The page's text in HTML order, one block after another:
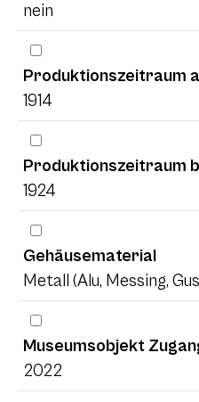
nein
Produktionszeitraum
1914
Produktionszeitraum
1924
Gehäusematerial
Metall (Alu, Messing,
Museumsobjekt
2022